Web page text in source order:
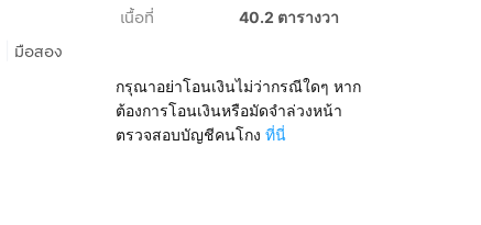
มือสอง
เนื้อที่ 40.2 ตารางวา
กรุณาอย่าโอนเงินไม่ว่ากรณีใดๆ หาก
ต้องการโอนเงินหรือมัดจำล่วงหน้า
ตรวจสอบบัญชีคนโกง ที่นี่